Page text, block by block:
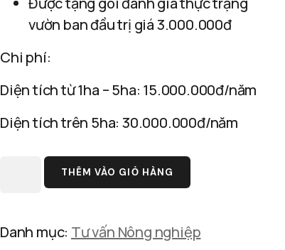
vườn ban đầu trị giá 3.000.000đ
Chi phí:
Diện tích từ 1ha – 5ha: 15.000.000đ/năm
Diện tích trên 5ha: 30.000.000đ/năm
THÊM VÀO GIỎ HÀNG
Danh mục: Tư vấn Nông nghiệp